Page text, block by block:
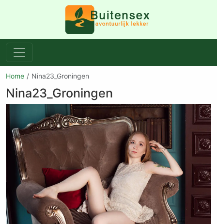
Home Nina23_Groningen
Nina23_Groningen